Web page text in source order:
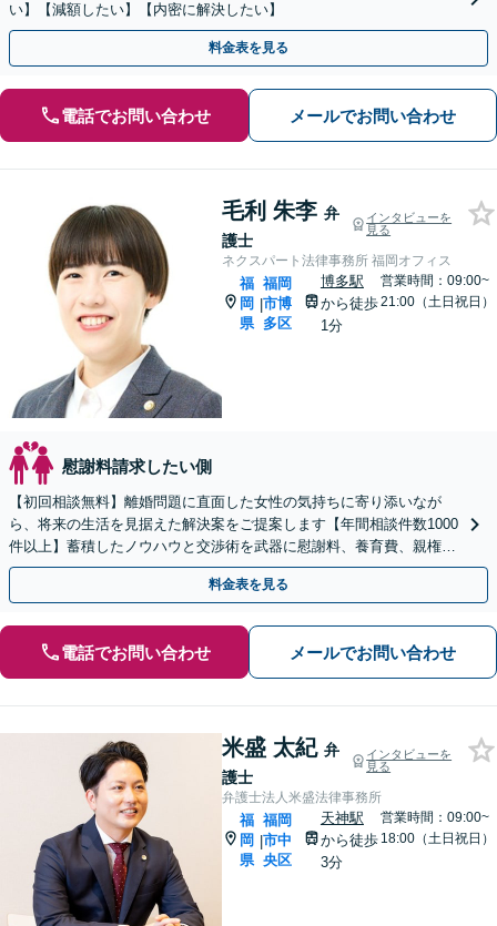
い】【減額したい】【内密に解決したい】
料金表を見る
電話でお問い合わせ メールでお問い合わせ
毛利 朱李 弁
護士
インタビューを
見る
ネクスパート法律事務所 福岡オフィス
福
岡
県
|
福岡
市博
多区
博多駅
から徒歩
1分
営業時間：09:00~
21:00（土日祝日）
慰謝料請求したい側
【初回相談無料】離婚問題に直面した女性の気持ちに寄り添いなが
ら、将来の生活を見据えた解決案をご提案します【年間相談件数1000
件以上】蓄積したノウハウと交渉術を武器に慰謝料、養育費、親権な
どの獲得を目指します【夜間・休日面談可】
料金表を見る
電話でお問い合わせ メールでお問い合わせ
米盛 太紀 弁
護士
インタビューを
見る
弁護士法人米盛法律事務所
福
岡
県
|
福岡
市中
央区
天神駅
から徒歩
3分
営業時間：09:00~
18:00（土日祝日）